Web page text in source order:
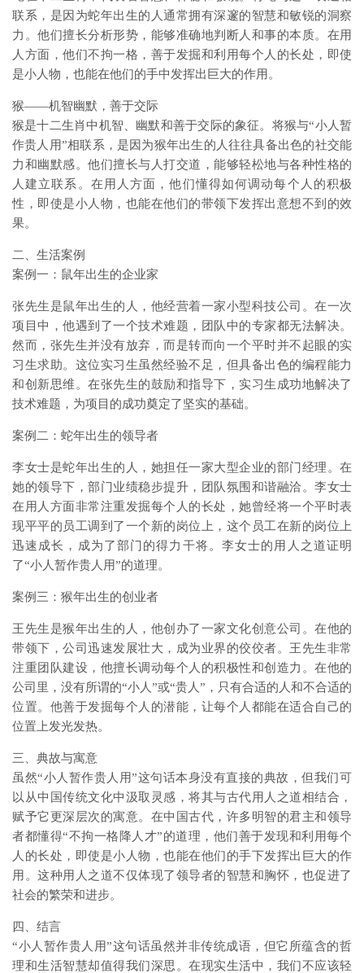
联系，是因为蛇年出生的人通常拥有深邃的智慧和敏锐的洞察
力。他们擅长分析形势，能够准确地判断人和事的本质。在用
人方面，他们不拘一格，善于发掘和利用每个人的长处，即使
是小人物，也能在他们的手中发挥出巨大的作用。
猴——机智幽默，善于交际
猴是十二生肖中机智、幽默和善于交际的象征。将猴与“小人暂
作贵人用”相联系，是因为猴年出生的人往往具备出色的社交能
力和幽默感。他们擅长与人打交道，能够轻松地与各种性格的
人建立联系。在用人方面，他们懂得如何调动每个人的积极
性，即使是小人物，也能在他们的带领下发挥出意想不到的效
果。
二、生活案例
案例一：鼠年出生的企业家
张先生是鼠年出生的人，他经营着一家小型科技公司。在一次
项目中，他遇到了一个技术难题，团队中的专家都无法解决。
然而，张先生并没有放弃，而是转而向一个平时并不起眼的实
习生求助。这位实习生虽然经验不足，但具备出色的编程能力
和创新思维。在张先生的鼓励和指导下，实习生成功地解决了
技术难题，为项目的成功奠定了坚实的基础。
案例二：蛇年出生的领导者
李女士是蛇年出生的人，她担任一家大型企业的部门经理。在
她的领导下，部门业绩稳步提升，团队氛围和谐融洽。李女士
在用人方面非常注重发掘每个人的长处，她曾经将一个平时表
现平平的员工调到了一个新的岗位上，这个员工在新的岗位上
迅速成长，成为了部门的得力干将。李女士的用人之道证明
了“小人暂作贵人用”的道理。
案例三：猴年出生的创业者
王先生是猴年出生的人，他创办了一家文化创意公司。在他的
带领下，公司迅速发展壮大，成为业界的佼佼者。王先生非常
注重团队建设，他擅长调动每个人的积极性和创造力。在他的
公司里，没有所谓的“小人”或“贵人”，只有合适的人和不合适的
位置。他善于发掘每个人的潜能，让每个人都能在适合自己的
位置上发光发热。
三、典故与寓意
虽然“小人暂作贵人用”这句话本身没有直接的典故，但我们可
以从中国传统文化中汲取灵感，将其与古代用人之道相结合，
赋予它更深层次的寓意。在中国古代，许多明智的君主和领导
者都懂得“不拘一格降人才”的道理，他们善于发现和利用每个
人的长处，即使是小人物，也能在他们的手下发挥出巨大的作
用。这种用人之道不仅体现了领导者的智慧和胸怀，也促进了
社会的繁荣和进步。
四、结言
“小人暂作贵人用”这句话虽然并非传统成语，但它所蕴含的哲
理和生活智慧却值得我们深思。在现实生活中，我们不应该轻